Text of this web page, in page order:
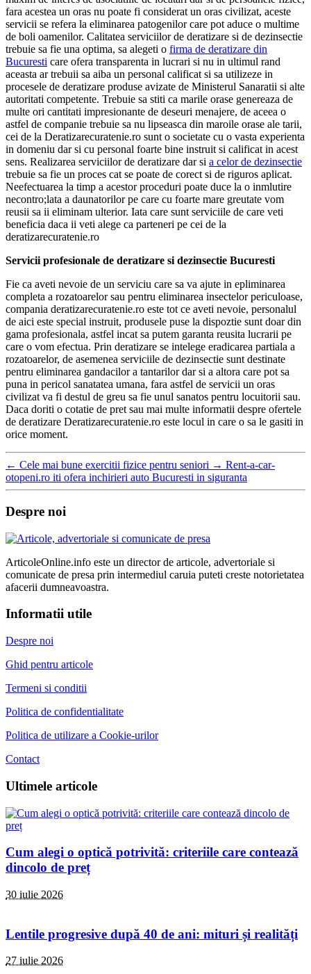
fara acestea un oras nu poate fi considerat un oras civilizat, aceste
servicii se refera la eliminarea patogenilor care pot aduce o multime
de boli oamenilor. Calitatea serviciilor de deratizare si de dezinsectie
trebuie sa fie una optima, sa alegeti o firma de deratizare din
Bucuresti care ofera transparenta in lucrari si nu in ultimul rand
aceasta ar trebuii sa aiba un personal calificat si sa utilizeze in
procesele de deratizare produse avizate de Ministerul Sanaratii si alte
autoritati competente. Trebuie sa stiti ca marile orase genereaza de
multe ori cantitati impresionante de deseuri menajere, de aceea o
astfel de companie trebuie sa nu lipseasca din maroile orase ale tarii,
cei de la Deratizarecuratenie.ro sunt o societate cu o vasta experienta
in domeniu dar si cu personal foarte bine instruit si calificat in acest
sens. Realizarea serviciilor de deratizare dar si a celor de dezinsectie
trebuie sa fie un proces cat se poate de corect si de riguros aplicat.
Neefectuarea la timp a acestor proceduri poate duce la o inmlutire
necontro;lata a daunatorilor pe care cu foarte mare greutate vom
reusii sa ii eliminam ulterior. Iata care sunt serviciile de care veti
beneficia daca ii veti alege ca parteneri pe cei de la
deratizarecuratenie.ro
Servicii profesionale de deratizare si dezinsectie Bucuresti
Fie ca aveti nevoie de un serviciu care sa va ajute in epliminarea
completa a rozatoarelor sau pentru eliminarea insectelor periculoase,
compania deratizarecuratenie.ro este tot ce aveti nevoie, personalul
de aici este special instruit, produsele puse la dispoztie sunt doar din
gama profesionala, astfel incat sa putem garanta reusita lucrarii pe
care o vom efectua. Prin deratizare se intelege eradicarea partiala a
rozatoarelor, de asemenea serviciile de dezinsectie sunt destinate
pentru eliminarea gandacilor a tantarilor dar si a altora care pot sa
puna in pericol sanatatea umana, fara astfel de servicii un oras
civilizat va fi destul de greu sa fie unul sanatos pentru locuitorii sau.
Daca doriti o cotatie de pret sau mai multe informatii despre ofertele
de deratizare Deratizarecuratenie.ro este locul in care o sa le gasiti in
orice moment.
← Cele mai bune exercitii fizice pentru seniori → Rent-a-car-
otopeni.ro iti ofera inchirieri auto Bucuresti in siguranta
Despre noi
ArticoleOnline.info este un director de articole, advertoriale si
comunicate de presa prin intermediul caruia puteti creste notorietatea
afacerii dumneavoastra.
Informatii utile
Despre noi
Ghid pentru articole
Termeni si conditii
Politica de confidentialitate
Politica de utilizare a Cookie-urilor
Contact
Ultimele articole
Cum alegi o optică potrivită: criteriile care contează
dincolo de preț
30 iulie 2026
Lentile progresive după 40 de ani: mituri și realități
27 iulie 2026